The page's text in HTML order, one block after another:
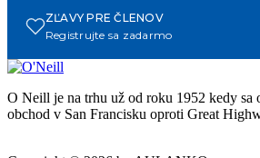
ZĽAVY PRE ČLENOV
Registrujte sa zadarmo
O Neill je na trhu už od roku 1952 kedy
obchod v San Francisku oproti Great